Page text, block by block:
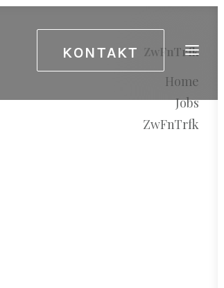
KONTAKT ZwFnTrfk
Home
Jobs
ZwFnTrfk